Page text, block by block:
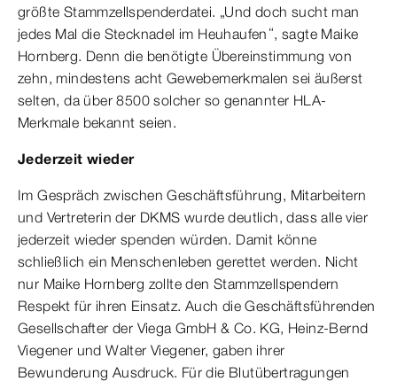
größte Stammzellspenderdatei. „Und doch sucht man
jedes Mal die Stecknadel im Heuhaufen“, sagte Maike
Hornberg. Denn die benötigte Übereinstimmung von
zehn, mindestens acht Gewebemerkmalen sei äußerst
selten, da über 8500 solcher so genannter HLA-
Merkmale bekannt seien.
Jederzeit wieder
Im Gespräch zwischen Geschäftsführung, Mitarbeitern
und Vertreterin der DKMS wurde deutlich, dass alle vier
jederzeit wieder spenden würden. Damit könne
schließlich ein Menschenleben gerettet werden. Nicht
nur Maike Hornberg zollte den Stammzellspendern
Respekt für ihren Einsatz. Auch die Geschäftsführenden
Gesellschafter der Viega GmbH & Co. KG, Heinz-Bernd
Viegener und Walter Viegener, gaben ihrer
Bewunderung Ausdruck. Für die Blutübertragungen